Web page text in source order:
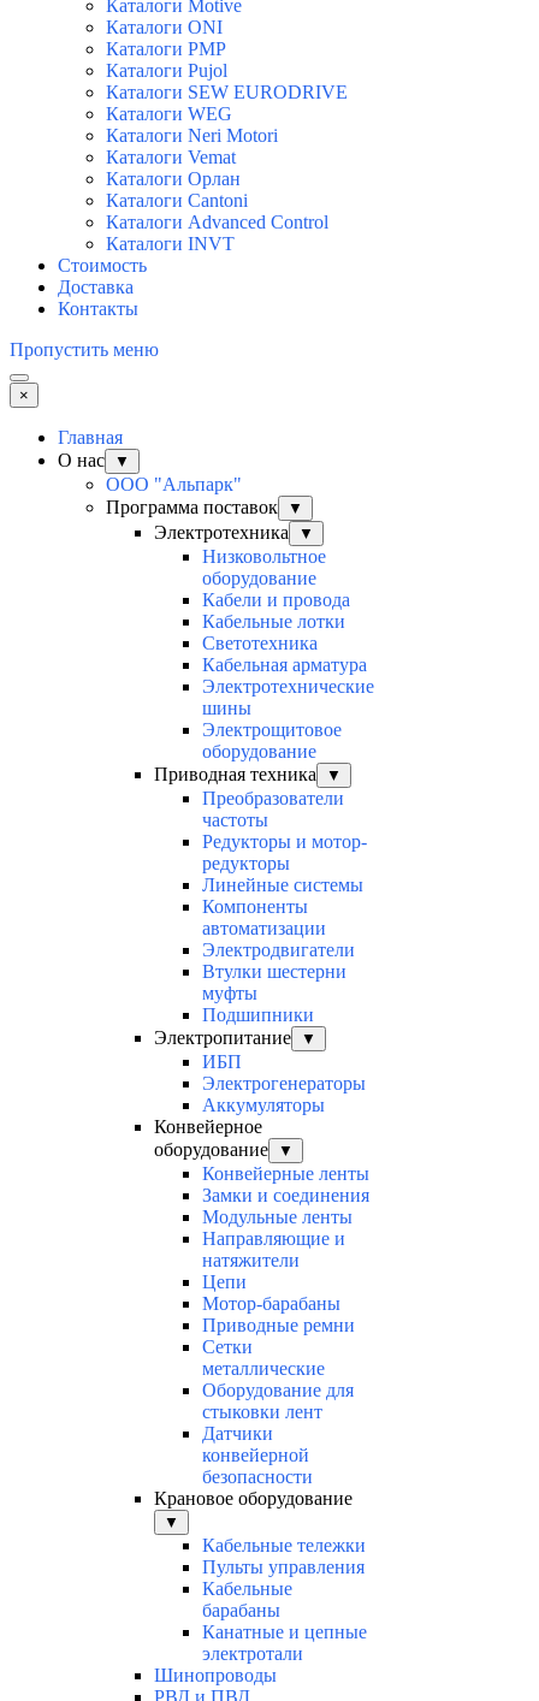
Каталоги Motive
Каталоги ONI
Каталоги PMP
Каталоги Pujol
Каталоги SEW EURODRIVE
Каталоги WEG
Каталоги Neri Motori
Каталоги Vemat
Каталоги Орлан
Каталоги Cantoni
Каталоги Advanced Control
Каталоги INVT
Стоимость
Доставка
Контакты
Пропустить меню
×
Главная
О нас
▼
ООО "Альпарк"
Программа поставок
▼
Электротехника ▼
Низковольтное
оборудование
Кабели и провода
Кабельные лотки
Светотехника
Кабельная арматура
Электротехнические
шины
Электрощитовое
оборудование
Приводная техника
▼
Преобразователи
частоты
Редукторы и мотор-
редукторы
Линейные системы
Компоненты
автоматизации
Электродвигатели
Втулки шестерни
муфты
Подшипники
Электропитание
▼
ИБП
Электрогенераторы
Аккумуляторы
Конвейерное
оборудование
▼
Конвейерные ленты
Замки и соединения
Модульные ленты
Направляющие и
натяжители
Цепи
Мотор-барабаны
Приводные ремни
Сетки
металлические
Оборудование для
стыковки лент
Датчики
конвейерной
безопасности
Крановое оборудование
▼
Кабельные тележки
Пульты управления
Кабельные
барабаны
Канатные и цепные
электротали
Шинопроводы